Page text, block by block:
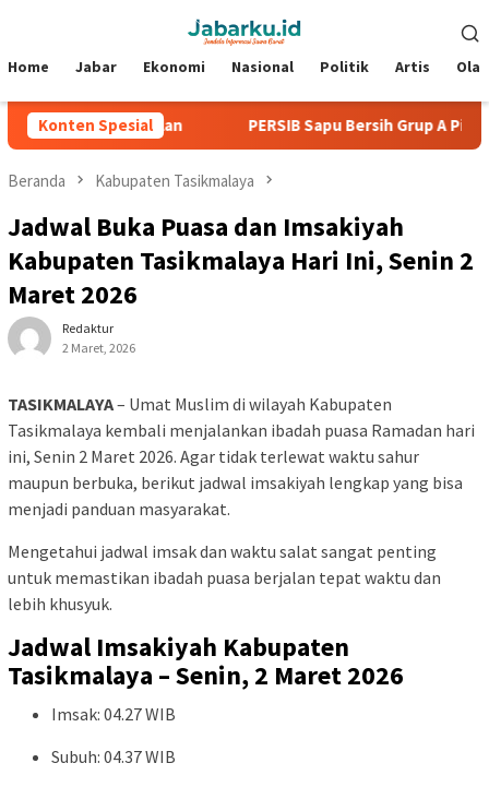
Mobile
Home Jabar Ekonomi Nasional Politik Artis
Konten Spesial
Tanpa Kebobolan PERSIB Sapu Bersih Grup A Piala
Beranda Kabupaten Tasikmalaya
Jadwal Buka Puasa dan Imsakiyah
Kabupaten Tasikmalaya Hari Ini, Senin 2
Maret 2026
Redaktur
2 Maret, 2026
TASIKMALAYA– Umat Muslim di wilayah Kabupaten
Tasikmalaya kembali menjalankan ibadah puasa Ramadan hari
ini, Senin 2 Maret 2026. Agar tidak terlewat waktu sahur
maupun berbuka, berikut jadwal imsakiyah lengkap yang bisa
menjadi panduan masyarakat.
Mengetahui jadwal imsak dan waktu salat sangat penting
untuk memastikan ibadah puasa berjalan tepat waktu dan
lebih khusyuk.
Jadwal Imsakiyah Kabupaten
Tasikmalaya – Senin, 2 Maret 2026
Imsak: 04.27 WIB
Subuh: 04.37 WIB